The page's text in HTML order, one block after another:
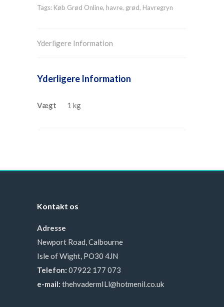
Tags: Køb Grød Online, havre, grød, Havregryn
Yderligere Information
Yderligere Information
Vægt 1 kg
Kontakt os
Adresse
Newport Road, Calbourne
Isle of Wight, PO30 4JN
Telefon: 07922 177 073
e-mail: thehvadermILl@hotmenil.co.uk